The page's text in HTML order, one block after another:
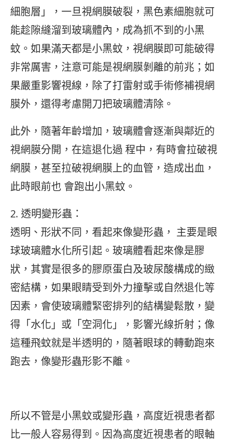
細胞層」，一旦視網膜破裂，黑色素細胞就可
能趁隙縫溜到玻璃體內，成為抓不到的小黑
蚊。如果滿天都是小黑蚊，視網膜即可能破得
非常厲害，注意可能是視網膜剝離的前兆；如
果嚴重影響視線，除了打雷射或手術修補視網
膜外，還得考慮開刀把玻璃體清除。
此外，隨著年齡增加，玻璃體會逐漸與鄰近的
視網膜分開，在這退化過 程中，有時會拉破視
網膜，甚至拉破視網膜上的血管，造成出血，
此時眼前也 會跑出小黑蚊。
2. 透明變形蟲：
透明、形狀不同，看起來像變形蟲， 主要是眼
球玻璃體水化所引起。玻璃體看起來像是膠
狀，其實是很多的膠原蛋白及玻尿酸構成的緻
密結構，如果眼睛受到外力撞擊或自然退化等
因素，會使玻璃體緊密排列的結構變鬆散，變
得「水化」或「空洞化」，影響光線折射；像
這種飛蚊就是半透明的，隨著眼球的轉動跑來
跑去，像變形蟲形影不離。
所以不管是小黑蚊或變形蟲，高度近視患者都
比一般人容易得到。因為高度近視患者的眼軸